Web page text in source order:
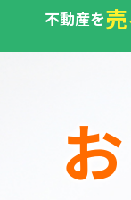
不動産を